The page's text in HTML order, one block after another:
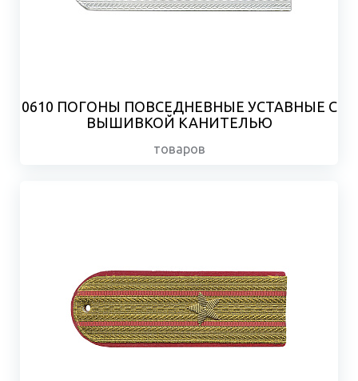
0610 ПОГОНЫ ПОВСЕДНЕВНЫЕ УСТАВНЫЕ С
ВЫШИВКОЙ КАНИТЕЛЬЮ
товаров